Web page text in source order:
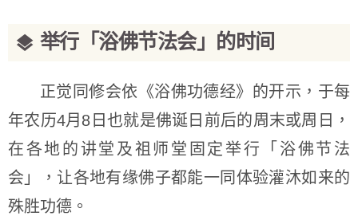
举行「浴佛节法会」的时间
正觉同修会依《浴佛功德经》的开示，于每
年农历4月8日也就是佛诞日前后的周末或周日，
在各地的讲堂及祖师堂固定举行「浴佛节法
会」，让各地有缘佛子都能一同体验灌沐如来的
殊胜功德。